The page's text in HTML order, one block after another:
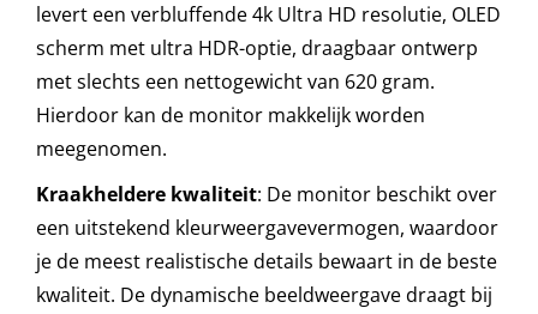
levert een verbluffende 4k Ultra HD resolutie, OLED
scherm met ultra HDR-optie, draagbaar ontwerp
met slechts een nettogewicht van 620 gram.
Hierdoor kan de monitor makkelijk worden
meegenomen.
Kraakheldere kwaliteit: De monitor beschikt over
een uitstekend kleurweergavevermogen, waardoor
je de meest realistische details bewaart in de beste
kwaliteit. De dynamische beeldweergave draagt bij